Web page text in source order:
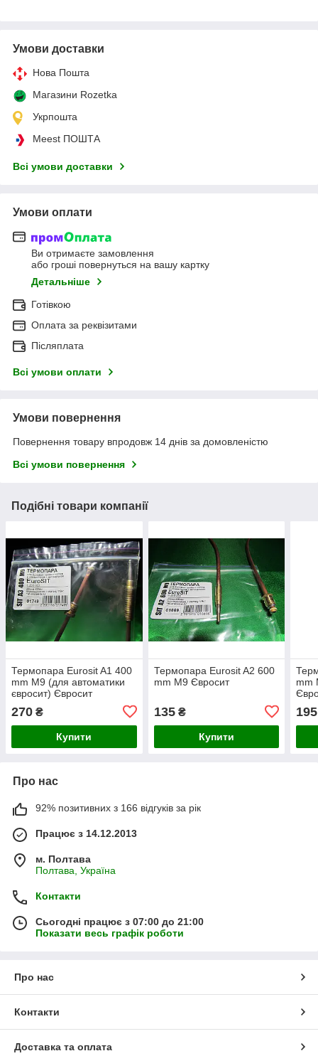
Умови доставки
Нова Пошта
Магазини Rozetka
Укрпошта
Meest ПОШТА
Всі умови доставки
Умови оплати
Ви отримаєте замовлення
або гроші повернуться на вашу картку
Детальніше
Готівкою
Оплата за реквізитами
Післяплата
Всі умови оплати
Умови повернення
Повернення товару впродовж 14 днів за домовленістю
Всі умови повернення
Подібні товари компанії
Термопара Eurosit A1 400
mm M9 (для автоматики
євросит) Євросит
270 ₴
Купити
Термопара Eurosit A2 600
mm M9 Євросит
135₴
Купити
mm
195
Про нас
92% позитивних з 166 відгуків за рік
Працює з 14.12.2013
м. Полтава
Полтава, Україна
Контакти
Сьогодні працює з 07:00 до 21:00
Показати весь графік роботи
Про нас
Контакти
Доставка та оплата